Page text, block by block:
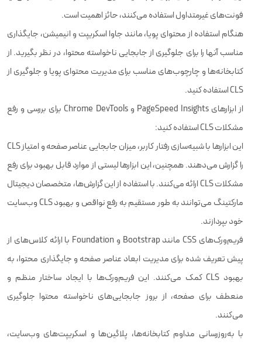
فونت‌های غیرمتداول استفاده می‌کنند، حائز اهمیت است.
هنگام استفاده از محتوای پویا، مانند جاوا اسکریپت و انیمیشن، جایگذاری
مناسب آنها را برای جلوگیری از جابجایی ناخواسته محتوا، در نظر بگیرید. از
کتابخانه‌ها و چارچوب‌های مناسب برای مدیریت محتوای پویا و جلوگیری از
CLS استفاده کنید.
از ابزارهای PageSpeed Insights و Chrome DevTools برای بررسی و رفع
مشکلات CLS استفاده کنید:
این ابزارها با شبیه‌سازی رفتار کاربر، میزان جابجایی عناصر صفحه و امتیاز CLS
را گزارش می‌دهند. همچنین، این ابزارها لیستی از موارد قابل بهبود برای رفع
مشکلات CLS ارائه می‌کنند. با استفاده از این گزارش‌ها، متخصصان دیجیتال
مارکتینگ می‌توانند به طور مستقیم به رفع نواقص و بهبود CLS وب‌سایت
خود بپردازند.
فریم‌ورک‌های CSS مانند Bootstrap و Foundation با ارائه کلاس‌های از
پیش تعریف شده برای مدیریت ابعاد عناصر صفحه و جایگذاری محتوا، به
بهبود CLS کمک می‌کنند. این فریم‌ورک‌ها با ایجاد ساختار منظم و
منعطف برای صفحه، از بروز جابجایی‌های ناخواسته محتوا جلوگیری
می‌کنند.
با به‌روزرسانی مداوم کتابخانه‌ها، پلاگین‌ها و اسکریپت‌های وب‌سایت،